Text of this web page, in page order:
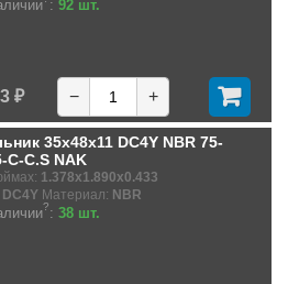
: 92 шт.
₽ − +
35x48x11 DC4Y NBR 75-
C-C.S NAK
1.378x1.890x0.433
DC4Y Материал: NBR
?: 38 шт.